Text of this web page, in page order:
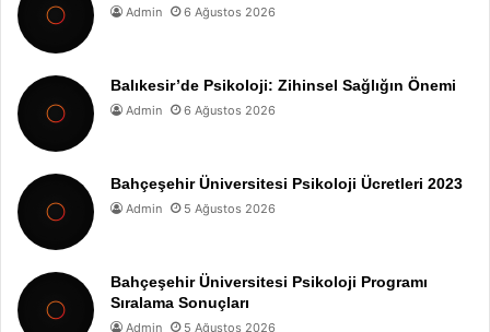
Admin 6 Ağustos 2026
Balıkesir’de Psikoloji: Zihinsel Sağlığın Önemi
Admin 6 Ağustos 2026
Bahçeşehir Üniversitesi Psikoloji Ücretleri 2023
Admin 5 Ağustos 2026
Bahçeşehir Üniversitesi Psikoloji Programı
Sıralama Sonuçları
Admin 5 Ağustos 2026